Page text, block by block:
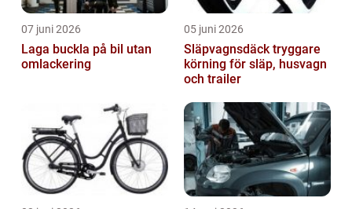
07 juni 2026
Laga buckla på bil utan
omlackering
05 juni 2026
Släpvagnsdäck tryggare
körning för släp, husvagn
och trailer